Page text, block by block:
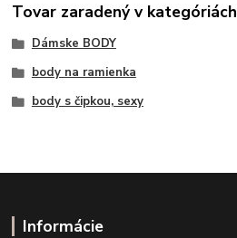
Tovar zaradený v kategóriách
Dámske BODY
body na ramienka
body s čipkou, sexy
Informácie